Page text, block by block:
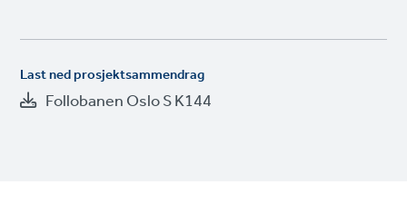
Last ned prosjektsammendrag
Follobanen Oslo S K144